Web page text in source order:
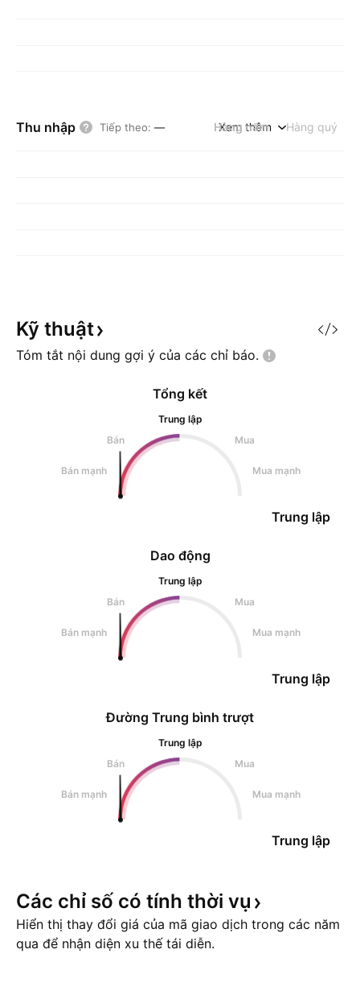
Thu nhập Tiếp theo: — Hàng năm Hàng quý
Xem thêm
Kỹ thuật
Tóm tắt nội dung gợi ý của các chỉ báo.
Dao động
Trung lập
Bán
Mua
Bán mạnh Mua mạnh
Trung lập
Tổng kết
Trung lập
Bán
Mua
Bán mạnh Mua mạnh
Trung lập
Đường Trung bình trượt
Trung lập
Bán
Mua
Bán mạnh Mua mạnh
Trung lập
Các chỉ số có tính thời vụ
Hiển thị thay đổi giá của mã giao dịch trong các năm
qua để nhận diện xu thế tái diễn.